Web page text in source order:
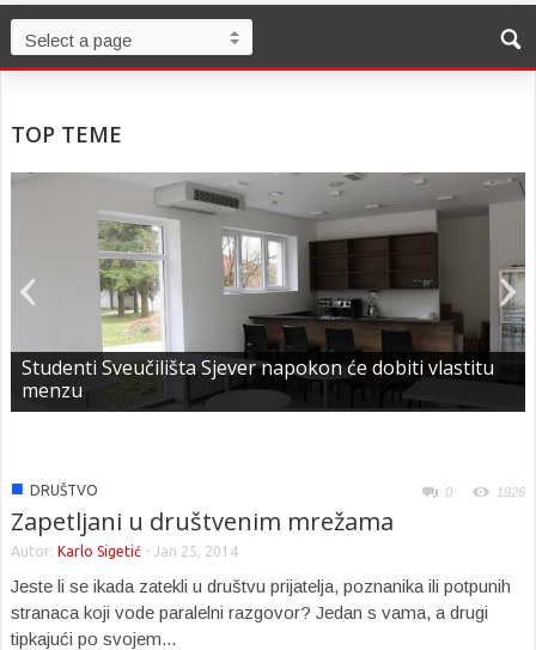
TOP TEME
Studenti Sveučilišta Sjever napokon će dobiti vlastitu
menzu
■ DRUŠTVO 0 1926
Zapetljani u društvenim mrežama
Autor: Karlo Sigetić - Jan 25, 2014
Jeste li se ikada zatekli u društvu prijatelja, poznanika ili potpunih
stranaca koji vode paralelni razgovor? Jedan s vama, a drugi
tipkajući po svojem...